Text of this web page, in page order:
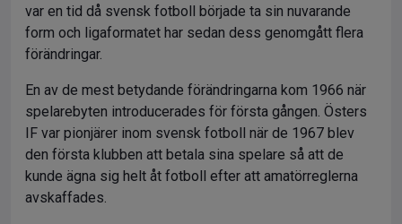
var en tid då svensk fotboll började ta sin nuvarande
form och ligaformatet har sedan dess genomgått flera
förändringar.
En av de mest betydande förändringarna kom 1966 när
spelarebyten introducerades för första gången. Östers
IF var pionjärer inom svensk fotboll när de 1967 blev
den första klubben att betala sina spelare så att de
kunde ägna sig helt åt fotboll efter att amatörreglerna
avskaffades.